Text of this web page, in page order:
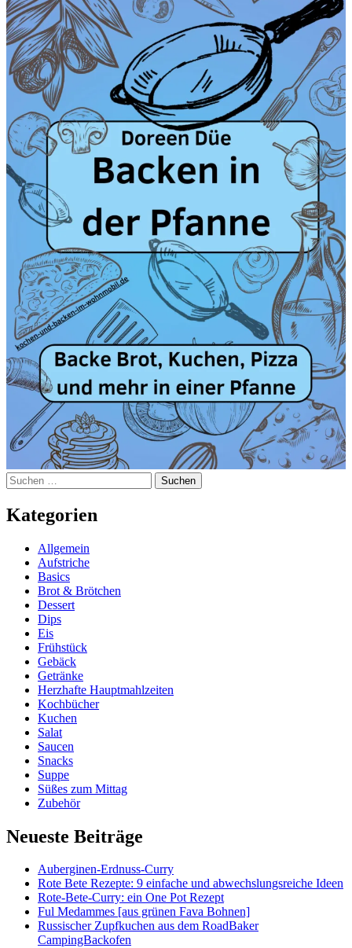
Suchen
nach:
Kategorien
Allgemein
Aufstriche
Basics
Brot & Brötchen
Dessert
Dips
Eis
Frühstück
Gebäck
Getränke
Herzhafte Hauptmahlzeiten
Kochbücher
Kuchen
Salat
Saucen
Snacks
Suppe
Süßes zum Mittag
Zubehör
Neueste Beiträge
Auberginen-Erdnuss-Curry
Rote Bete Rezepte: 9 einfache und abwechslungsreiche Ideen
Rote-Bete-Curry: ein One Pot Rezept
Ful Medammes [aus grünen Fava Bohnen]
Russischer Zupfkuchen aus dem RoadBaker
CampingBackofen